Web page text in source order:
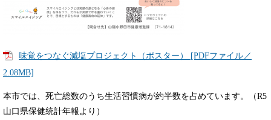
味覚をつなぐ減塩プロジェクト（ポスター） [PDFファイル／
2.08MB]
本市では、死亡総数のうち生活習慣病が約半数を占めています。（R5
山口県保健統計年報より）